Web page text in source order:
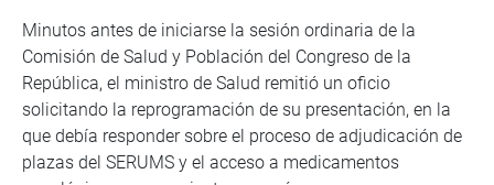
Minutos antes de iniciarse la sesión ordinaria de la
Comisión de Salud y Población del Congreso de la
República, el ministro de Salud remitió un oficio
solicitando la reprogramación de su presentación, en la
que debía responder sobre el proceso de adjudicación de
plazas del SERUMS y el acceso a medicamentos